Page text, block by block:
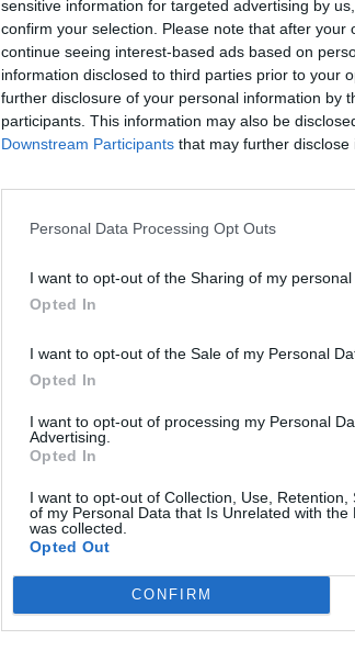
sensitive information for targeted advertising by
confirm your selection. Please note that after
continue seeing interest-based ads based on
information disclosed to third parties prior to your
further disclosure of your personal information by
participants. This information may also be
Downstream Participants that may further disclose
Personal Data Processing Opt Outs
I want to opt-out of the Sharing of my personal
Opted In
I want to opt-out of the Sale of my Personal
Opted In
I want to opt-out of processing my Personal
Advertising.
Opted In
I want to opt-out of Collection, Use, Retention,
of my Personal Data that Is Unrelated with the
was collected.
Opted Out
CONFIRM